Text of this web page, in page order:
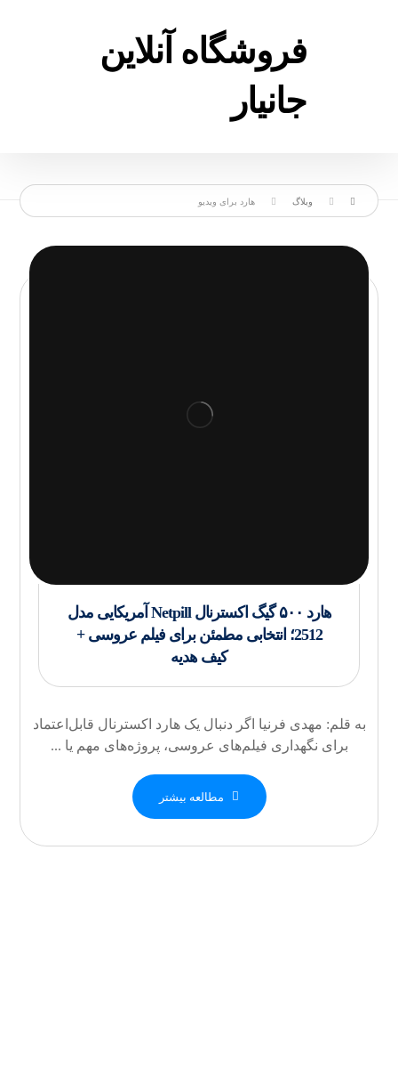
فروشگاه آنلاین
جانیار
وبلاگ هارد برای ویدیو
هارد ۵۰۰ گیگ اکسترنال Netpill آمریکایی مدل
2512؛ انتخابی مطمئن برای فیلم عروسی +
کیف هدیه
به قلم: مهدی فرنیا اگر دنبال یک هارد اکسترنال قابل‌اعتماد
برای نگهداری فیلم‌های عروسی، پروژه‌های مهم یا ...
مطالعه بیشتر